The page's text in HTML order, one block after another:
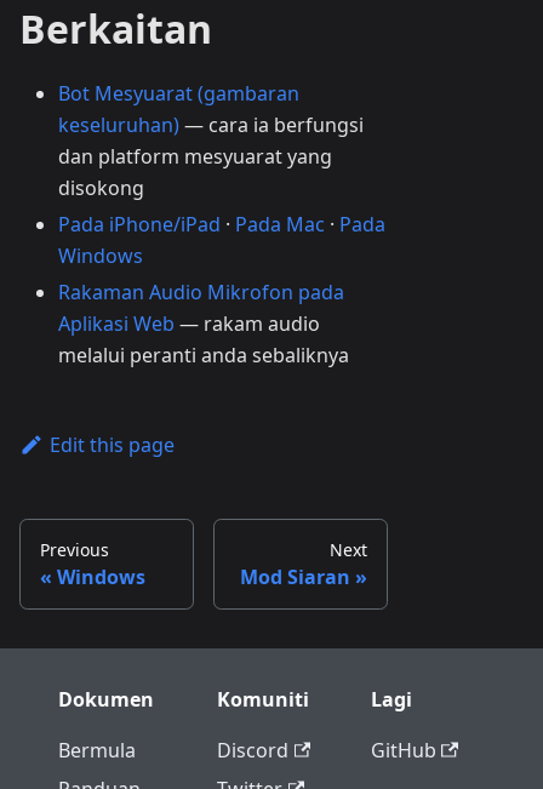
Berkaitan
Bot Mesyuarat (gambaran
keseluruhan)— cara ia berfungsi
dan platform mesyuarat yang
disokong
Pada iPhone/iPad · Pada Mac · Pada
Windows
Rakaman Audio Mikrofon pada
Aplikasi Web — rakam audio
melalui peranti anda sebaliknya
Edit this page
Previous
Windows
Next
Mod Siaran
Dokumen
Bermula
Komuniti
Discord
Lagi
GitHub